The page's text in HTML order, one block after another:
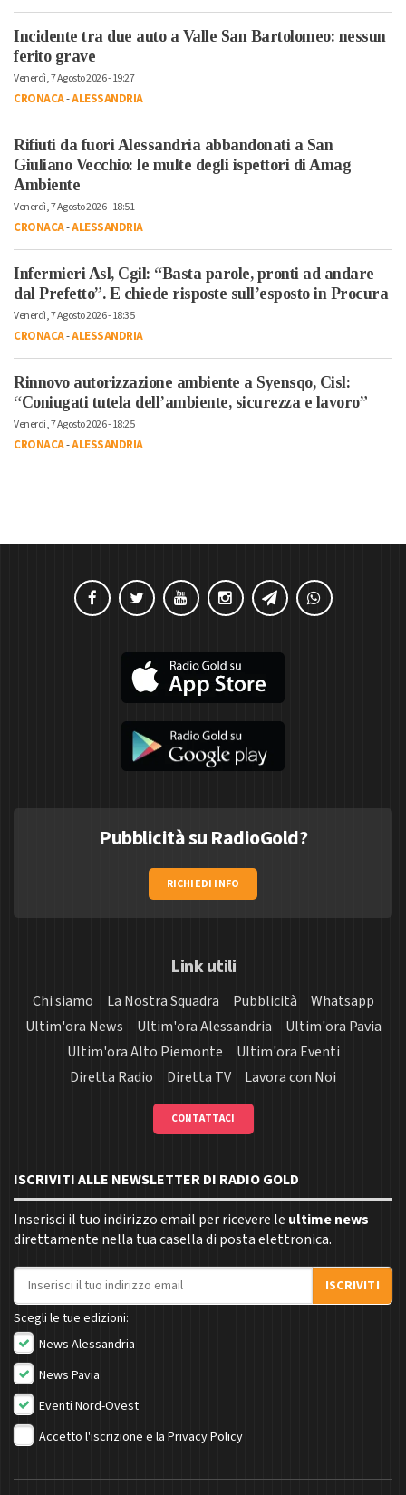
Incidente tra due auto a Valle San Bartolomeo: nessun
ferito grave
Venerdì, 7 Agosto 2026 - 19:27
CRONACA-ALESSANDRIA
Rifiuti da fuori Alessandria abbandonati a San
Giuliano Vecchio: le multe degli ispettori di Amag
Ambiente
Venerdì, 7 Agosto 2026 - 18:51
CRONACA-ALESSANDRIA
Infermieri Asl, Cgil: “Basta parole, pronti ad andare
dal Prefetto”. E chiede risposte sull’esposto in Procura
Venerdì, 7 Agosto 2026 - 18:35
CRONACA-ALESSANDRIA
Rinnovo autorizzazione ambiente a Syensqo, Cisl:
“Coniugati tutela dell’ambiente, sicurezza e lavoro”
Venerdì, 7 Agosto 2026 - 18:25
CRONACA-ALESSANDRIA
Pubblicità su RadioGold?
RICHIEDI INFO
Link utili
Chi siamo La Nostra Squadra Pubblicità
Whatsapp
Ultim'ora News
Ultim'ora Alessandria
Ultim'ora Pavia
Ultim'ora Alto Piemonte
Ultim'ora Eventi
Diretta Radio
Diretta TV Lavora con Noi
CONTATTACI
ISCRIVITI ALLE NEWSLETTER DI RADIO GOLD
Inserisci il tuo indirizzo email per ricevere le ultime news
direttamente nella tua casella di posta elettronica.
Indirizzo email
ISCRIVITI
Scegli le tue edizioni:
News Alessandria
News Pavia
Eventi Nord-Ovest
Accetto l'iscrizione e la Privacy Policy